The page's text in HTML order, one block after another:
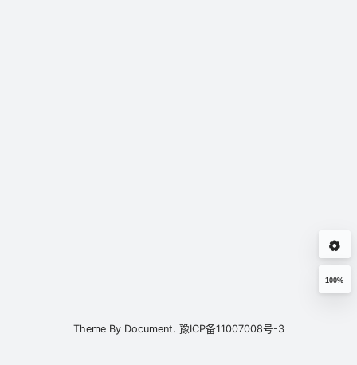
100%
Theme By Document. 豫ICP备11007008号-3